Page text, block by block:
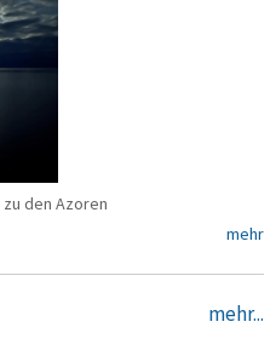
den Azoren
mehr
mehr...